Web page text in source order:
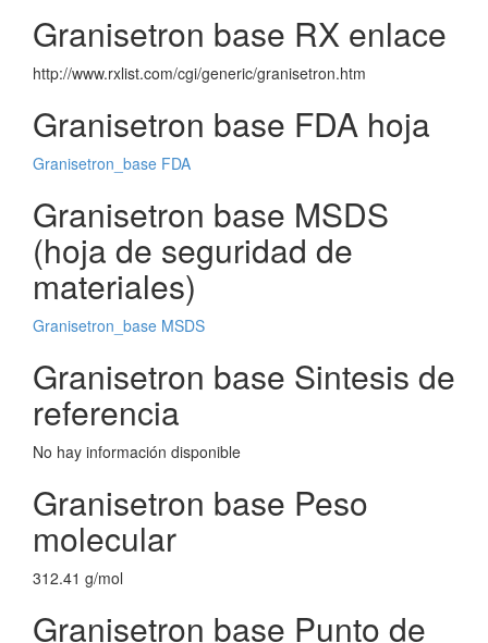
Granisetron base RX enlace
http://www.rxlist.com/cgi/generic/granisetron.htm
Granisetron base FDA hoja
Granisetron_base FDA
Granisetron base MSDS
(hoja de seguridad de
materiales)
Granisetron_base MSDS
Granisetron base Sintesis de
referencia
No hay información disponible
Granisetron base Peso
molecular
312.41 g/mol
Granisetron base Punto de